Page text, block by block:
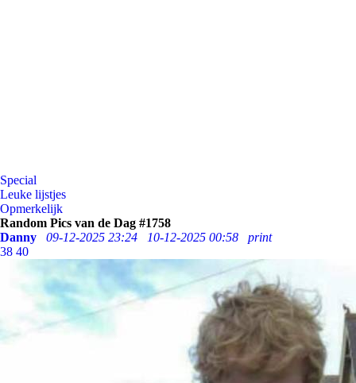
Special
Leuke lijstjes
Opmerkelijk
Random Pics van de Dag #1758
Danny
09-12-2025 23:24 10-12-2025 00:58
print
38 40